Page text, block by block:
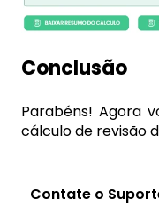
Conclusão
Parabéns! Agora
cálculo de revisão
Contate o